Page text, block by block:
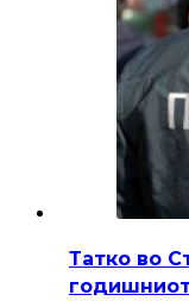
Татко во